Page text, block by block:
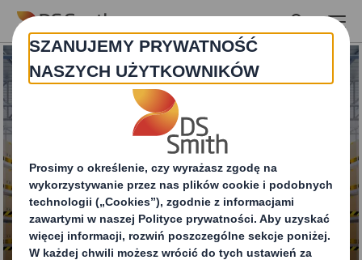
Skip to main content